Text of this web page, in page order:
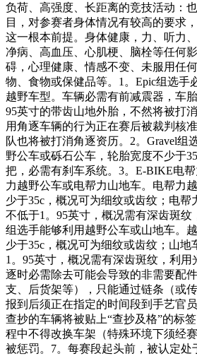
负荷、高强度、长距离的竞技活动：
目，对参赛者身体情况有较高的要求
这一根本前提。身体健康，力、听力
净病、高血压、心肌梗、脑栓等任何
碍，心理健康、情感不变、未服用任
物、食物或保健品等。1。Epic组选手
越野车型。车辆必需有前减震器，车
95英寸的带齿山地外胎，不然将被打
用角逐车辆的行为正在赛后被裁判核
队也将被打消角逐资历。2。Gravel组
野公车或砾石公车，轮胎宽度不少于
把，必需有刹车系统。3。E-BIKE电
力越野公车或电帮力山地车。电帮力
少于35c，概况可为细纹或齿纹；电帮
不低于1。95英寸，概况需有深齿斑
组选手能够利用越野公车或山地车。
少于35c，概况可为细纹或齿纹；山地
1。95英寸，概况需有深齿斑纹，利用
逐时必需除去可能会导致的非需要配
支、后货架等），只能通过链条（或
报到后须正在指定的时间段到手艺官
查抄的车辆将被贴上“查抄及格”的标
程中不得改换车架（特殊环境下须经
被惩罚。7。每赛段起头前，被认定处